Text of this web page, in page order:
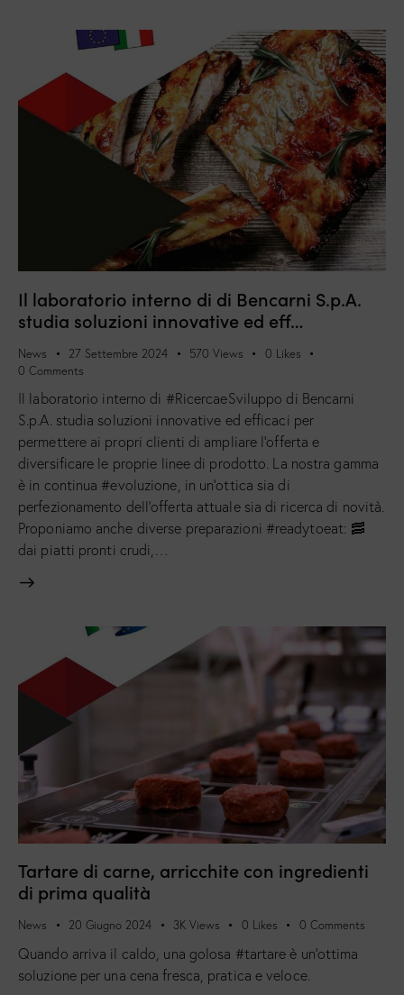
Il laboratorio interno di di Bencarni S.p.A.
studia soluzioni innovative ed eff…
News 27 Settembre 2024 570 Views 0 Likes
0 Comments
Il laboratorio interno di #RicercaeSviluppo di Bencarni
S.p.A. studia soluzioni innovative ed efficaci per
permettere ai propri clienti di ampliare l’offerta e
diversificare le proprie linee di prodotto. La nostra gamma
è in continua #evoluzione, in un’ottica sia di
perfezionamento dell’offerta attuale sia di ricerca di novità.
Proponiamo anche diverse preparazioni #readytoeat: 🥓
dai piatti pronti crudi,…
Tartare di carne, arricchite con ingredienti
di prima qualità
News 20 Giugno 2024 3K Views 0 Likes 0 Comments
Quando arriva il caldo, una golosa #tartare è un’ottima
soluzione per una cena fresca, pratica e veloce.